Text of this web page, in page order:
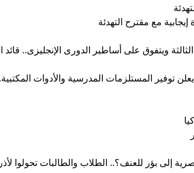
مع مقترح التهدئة
ويتفوق على أساطير الدورى الإنجليزى.. قائد
شهر.. وزير التموين يعلن توفير المستلزمات المدرسية والأدوات
إلى بؤر للعنف؟.. الطلاب والطالبات تحولوا